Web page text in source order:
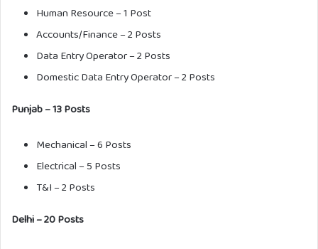
Human Resource – 1 Post
Accounts/Finance – 2 Posts
Data Entry Operator – 2 Posts
Domestic Data Entry Operator – 2 Posts
Punjab – 13 Posts
Mechanical – 6 Posts
Electrical – 5 Posts
T&I – 2 Posts
Delhi – 20 Posts